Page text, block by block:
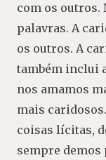
com os outros.
palavras. A
os outros. A
também inclui
nos amamos
mais
coisas lícitas,
sempre demos